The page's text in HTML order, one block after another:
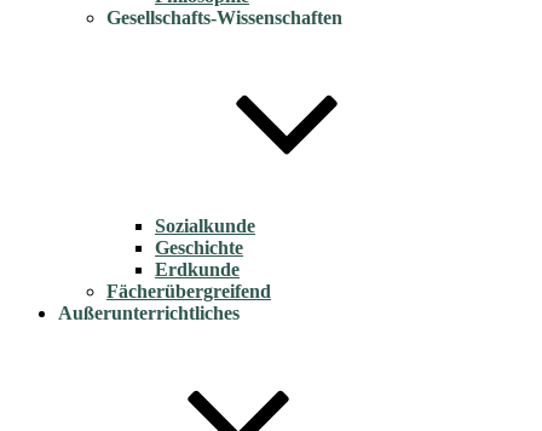
Gesellschafts-Wissenschaften
Sozialkunde
Geschichte
Erdkunde
Fächerübergreifend
Außerunterrichtliches